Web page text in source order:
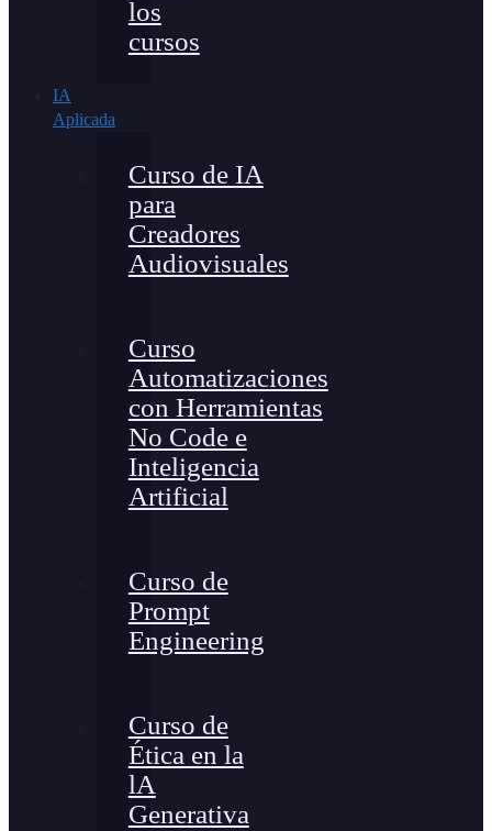
los
cursos
IA
Aplicada
Curso de IA
para
Creadores
Audiovisuales
Curso
Automatizaciones
con Herramientas
No Code e
Inteligencia
Artificial
Curso de
Prompt
Engineering
Curso de
Ética en la
lA
Generativa